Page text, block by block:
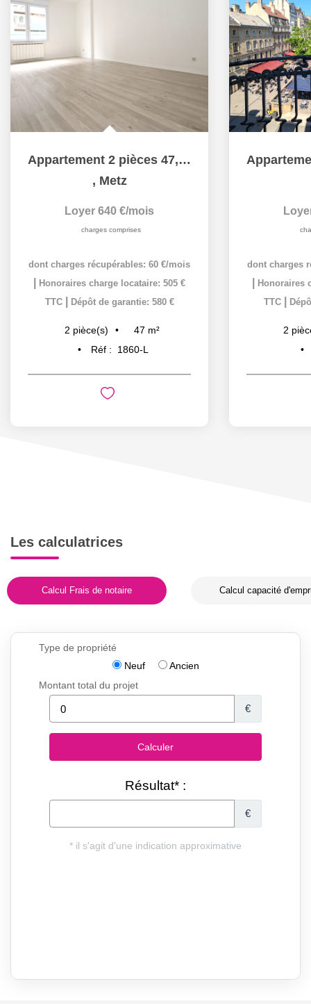
Appartement 2 pièces 47,20 m² avec Parking sécurisé à louer...
, Metz
Loyer 640 €/mois
charges comprises
dont charges récupérables: 60 €/mois
Honoraires charge locataire: 505 €
TTC
Dépôt de garantie: 580 €
2 pièce(s) 47 m²
Réf :
1860-L
dont charges
Honoraires
TTC
2
Les calculatrices
Calcul Frais de notaire Calcul capacité